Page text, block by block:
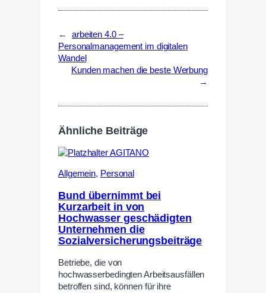
←
arbeiten 4.0 –
Personalmanagement im digitalen
Wandel
Kunden machen die beste Werbung
→
Ähnliche Beiträge
Allgemein, Personal
Bund übernimmt bei
Kurzarbeit in von
Hochwasser geschädigten
Unternehmen die
Sozialversicherungsbeiträge
Betriebe, die von
hochwasserbedingten Arbeitsausfällen
betroffen sind, können für ihre